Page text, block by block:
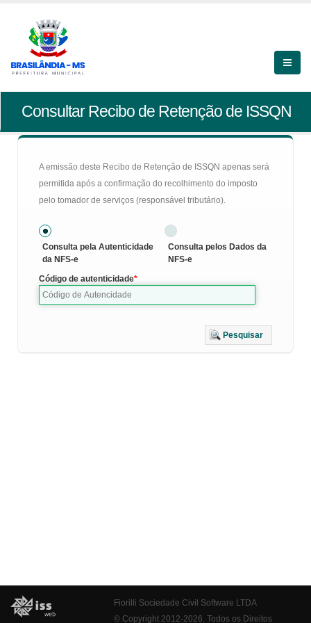
Consultar Recibo de Retenção de ISSQN
A emissão deste Recibo de Retenção de ISSQN apenas será
permitida após a confirmação do recolhimento do imposto
pelo tomador de serviços (responsável tributário).
Consulta pela Autenticidade
da NFS-e
Consulta pelos Dados da
NFS-e
Código de autenticidade
Pesquisar
Fiorilli Sociedade Civil Software LTDA
© Copyright 2012-2026. Todos os Direitos